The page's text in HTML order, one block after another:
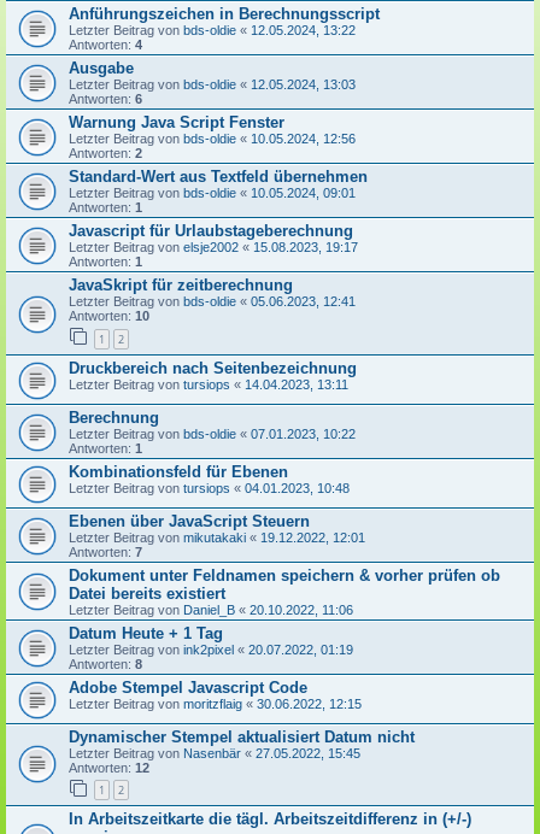
Anführungszeichen in Berechnungsscript
Letzter Beitrag von bds-oldie « 12.05.2024, 13:22
Antworten: 4
Ausgabe
Letzter Beitrag von bds-oldie « 12.05.2024, 13:03
Antworten: 6
Warnung Java Script Fenster
Letzter Beitrag von bds-oldie « 10.05.2024, 12:56
Antworten: 2
Standard-Wert aus Textfeld übernehmen
Letzter Beitrag von bds-oldie « 10.05.2024, 09:01
Antworten: 1
Javascript für Urlaubstageberechnung
Letzter Beitrag von elsje2002 « 15.08.2023, 19:17
Antworten: 1
JavaSkript für zeitberechnung
Letzter Beitrag von bds-oldie « 05.06.2023, 12:41
Antworten: 10
1 2
Druckbereich nach Seitenbezeichnung
Letzter Beitrag von tursiops « 14.04.2023, 13:11
Berechnung
Letzter Beitrag von bds-oldie « 07.01.2023, 10:22
Antworten: 1
Kombinationsfeld für Ebenen
Letzter Beitrag von tursiops « 04.01.2023, 10:48
Ebenen über JavaScript Steuern
Letzter Beitrag von mikutakaki « 19.12.2022, 12:01
Antworten: 7
Dokument unter Feldnamen speichern & vorher prüfen ob
Datei bereits existiert
Letzter Beitrag von Daniel_B « 20.10.2022, 11:06
Datum Heute + 1 Tag
Letzter Beitrag von ink2pixel « 20.07.2022, 01:19
Antworten: 8
Adobe Stempel Javascript Code
Letzter Beitrag von moritzflaig « 30.06.2022, 12:15
Dynamischer Stempel aktualisiert Datum nicht
Letzter Beitrag von Nasenbär « 27.05.2022, 15:45
Antworten: 12
1 2
In Arbeitszeitkarte die tägl. Arbeitszeitdifferenz in (+/-)